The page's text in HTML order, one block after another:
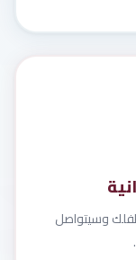
وسيتواصل